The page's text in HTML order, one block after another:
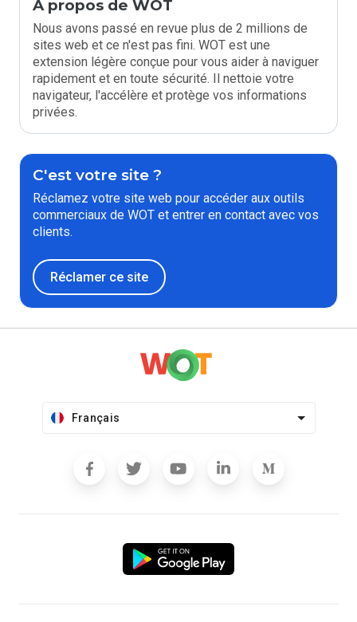
À propos de WOT
Nous avons passé en revue plus de 2 millions de
sites web et ce n'est pas fini. WOT est une
extension légère conçue pour vous aider à naviguer
rapidement et en toute sécurité. Il nettoie votre
navigateur, l'accélère et protège vos informations
privées.
C'est votre site ?
Réclamez votre site web pour accéder aux outils
commerciaux de WOT et entrer en contact avec vos
clients.
Réclamer ce site
Français